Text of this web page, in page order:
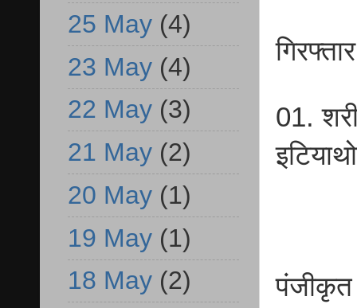
01.
पंजीकृत
25 May (4)
23 May (4)
22 May (3)
21 May (2)
20 May (1)
19 May (1)
18 May (2)